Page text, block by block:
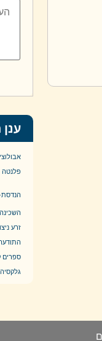
ענן
פלנטה
השכינה
זרע
ספרים
גלקסיה